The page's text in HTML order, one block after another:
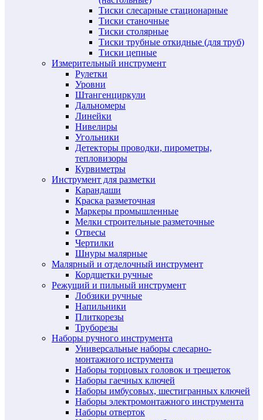
Тиски слесарные стационарные
Тиски станочные
Тиски столярные
Тиски трубные откидные (для труб)
Тиски цепные
Измерительный инструмент
Рулетки
Уровни
Штангенциркули
Дальномеры
Линейки
Нивелиры
Угольники
Детекторы проводки, пирометры,
тепловизоры
Курвиметры
Инструмент для разметки
Карандаши
Краска разметочная
Маркеры промышленные
Мелки строительные разметочные
Отвесы
Чертилки
Шнуры малярные
Малярный и отделочный инструмент
Кордщетки ручные
Режущий и пильный инструмент
Лобзики ручные
Напильники
Плиткорезы
Труборезы
Наборы ручного инструмента
Универсальные наборы слесарно-
монтажного иструмента
Наборы торцовых головок и трещеток
Наборы гаечных ключей
Наборы имбусовых, шестигранных ключей
Наборы электромонтажного инструмента
Наборы отверток